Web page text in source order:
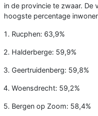
in de provincie te zwaar. De
hoogste percentage
Rucphen: 63,9%
Halderberge: 59,9%
Geertruidenberg: 59,8%
Woensdrecht: 59,2%
Bergen op Zoom: 58,4%